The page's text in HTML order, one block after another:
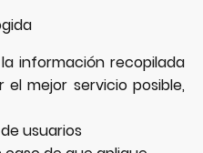
información recopilada
mejor servicio posible,
usuarios